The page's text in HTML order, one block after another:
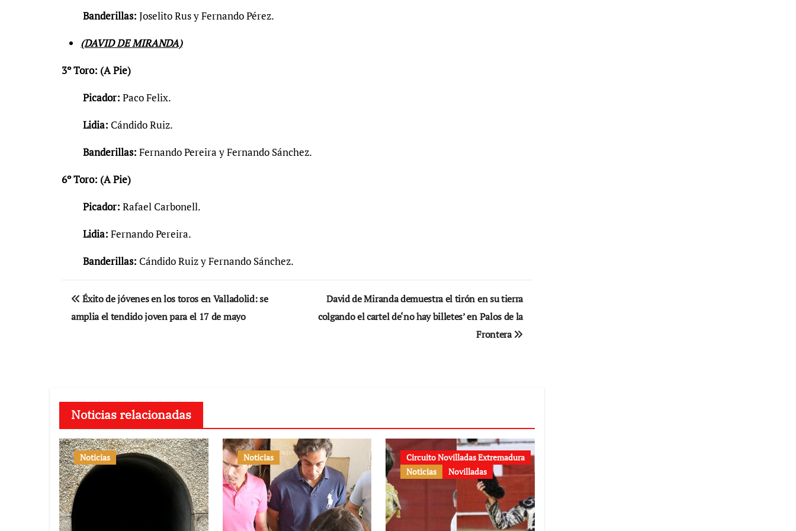
Banderillas: Joselito Rus y Fernando Pérez.
(DAVID DE MIRANDA)
3º Toro: (A Pie)
Picador: Paco Felix.
Lidia: Cándido Ruiz.
Banderillas: Fernando Pereira y Fernando Sánchez.
6º Toro: (A Pie)
Picador: Rafael Carbonell.
Lidia: Fernando Pereira.
Banderillas: Cándido Ruiz y Fernando Sánchez.
Navegación
de
Éxito de jóvenes en los toros en Valladolid: se
amplia el tendido joven para el 17 de mayo
David de Miranda demuestra el tirón en su tierra
colgando el cartel de‘no hay billetes’ en Palos de la
Frontera
Noticias relacionadas
Noticias Noticias
Circuito Novilladas Extremadura
Noticias
Novilladas